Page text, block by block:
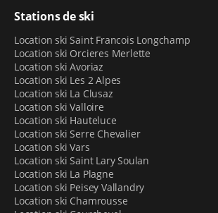
téléski Prodains pour apprendre en
télécabine Prodains Express et
partir sur le versant d’Avoriaz, et des
de bus et remontées pour rejoindre
avoir récupéré votre matériel, il ne
que quelques minutes pour descendre
pistes ou vous amuser sur un snowpark.
De plus, le magasin Prodains Sports de
dispose d’unservice de gardiennage
n’êtes pas sur les pistes, vous pouvez
votre matériel et venir le récupérer
avez besoin (durant les horaires
18h).
Stations de ski
Location ski Saint Francois Longchamp
Location ski Orcieres Merlette
Location ski Avoriaz
Location ski Les 2 Alpes
Location ski La Clusaz
Location ski Valloire
Location ski Hauteluce
Location ski Serre Chevalier
Location ski Vars
Location ski Saint Lary Soulan
Location ski La Plagne
Location ski Peisey Vallandry
Location ski Chamrousse